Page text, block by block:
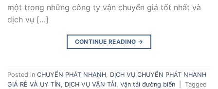
một trong những công ty vận chuyển giá tốt nhất và
dịch vụ […]
CONTINUE READING →
Posted in CHUYỂN PHÁT NHANH, DỊCH VỤ CHUYỂN PHÁT NHANH
GIÁ RẺ VÀ UY TÍN, DỊCH VỤ VẬN TẢI, Vận tải đường biển
Tagged